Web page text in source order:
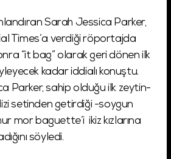
Sarah Jessica Parker,
Times’a verdiği röportajda
“it bag” olarak geri dönen ilk
kadar iddialı konuştu.
Parker, sahip olduğu ilk zeytin-
setinden getirdiği -soygun
mor baguette’i ikiz kızlarına
söyledi.